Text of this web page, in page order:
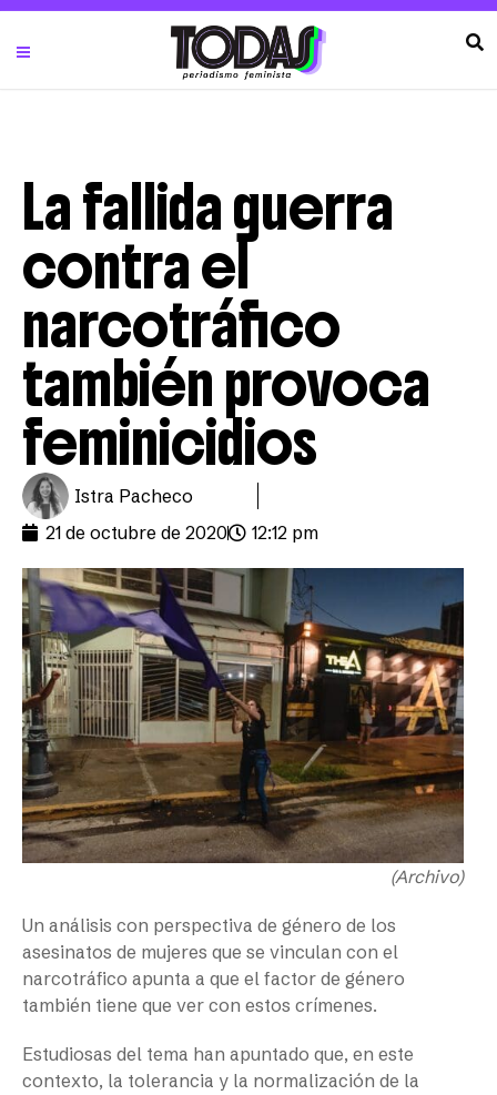
La fallida guerra
contra el
narcotráfico
también provoca
feminicidios
Istra Pacheco
21 de octubre de 2020
12:12 pm
(Archivo)
Un análisis con perspectiva de género de los
asesinatos de mujeres que se vinculan con el
narcotráfico apunta a que el factor de género
también tiene que ver con estos crímenes.
Estudiosas del tema han apuntado que, en este
contexto, la tolerancia y la normalización de la